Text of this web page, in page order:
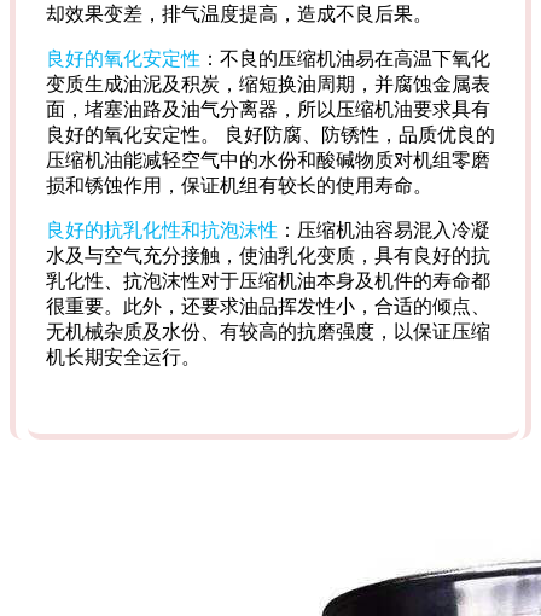
却效果变差，排气温度提高，造成不良后果。
良好的氧化安定性 ：不良的压缩机油易在高温下氧化
变质生成油泥及积炭，缩短换油周期，并腐蚀金属表
面，堵塞油路及油气分离器，所以压缩机油要求具有
良好的氧化安定性。 良好防腐、防锈性，品质优良的
压缩机油能减轻空气中的水份和酸碱物质对机组零磨
损和锈蚀作用，保证机组有较长的使用寿命。
良好的抗乳化性和抗泡沫性 ：压缩机油容易混入冷凝
水及与空气充分接触，使油乳化变质，具有良好的抗
乳化性、抗泡沫性对于压缩机油本身及机件的寿命都
很重要。此外，还要求油品挥发性小，合适的倾点、
无机械杂质及水份、有较高的抗磨强度，以保证压缩
机长期安全运行。